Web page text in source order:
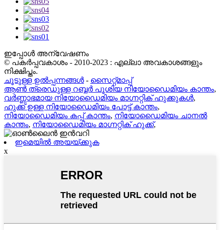
ഇപ്പോൾ അന്വേഷണം
© പകർപ്പവകാശം - 2010-2023 : എല്ലാ അവകാശങ്ങളും
നിക്ഷിപ്തം.
ചൂടുള്ള ഉൽപ്പന്നങ്ങൾ - സൈറ്റ്മാപ്പ്
ആൺ ത്രെഡുള്ള റബ്ബർ പൂശിയ നിയോഡൈമിയം കാന്തം,
വർണ്ണാഭമായ നിയോഡൈമിയം മാഗ്നറ്റിക് ഹുക്കുകൾ,
ഹുക്ക് ഉള്ള നിയോഡൈമിയം പോട്ട് കാന്തം,
നിയോഡൈമിയം കപ്പ് കാന്തം, നിയോഡൈമിയം ചാനൽ
കാന്തം, നിയോഡൈമിയം മാഗ്നറ്റിക് ഹുക്ക്,
ഇമെയിൽ അയയ്ക്കുക
x